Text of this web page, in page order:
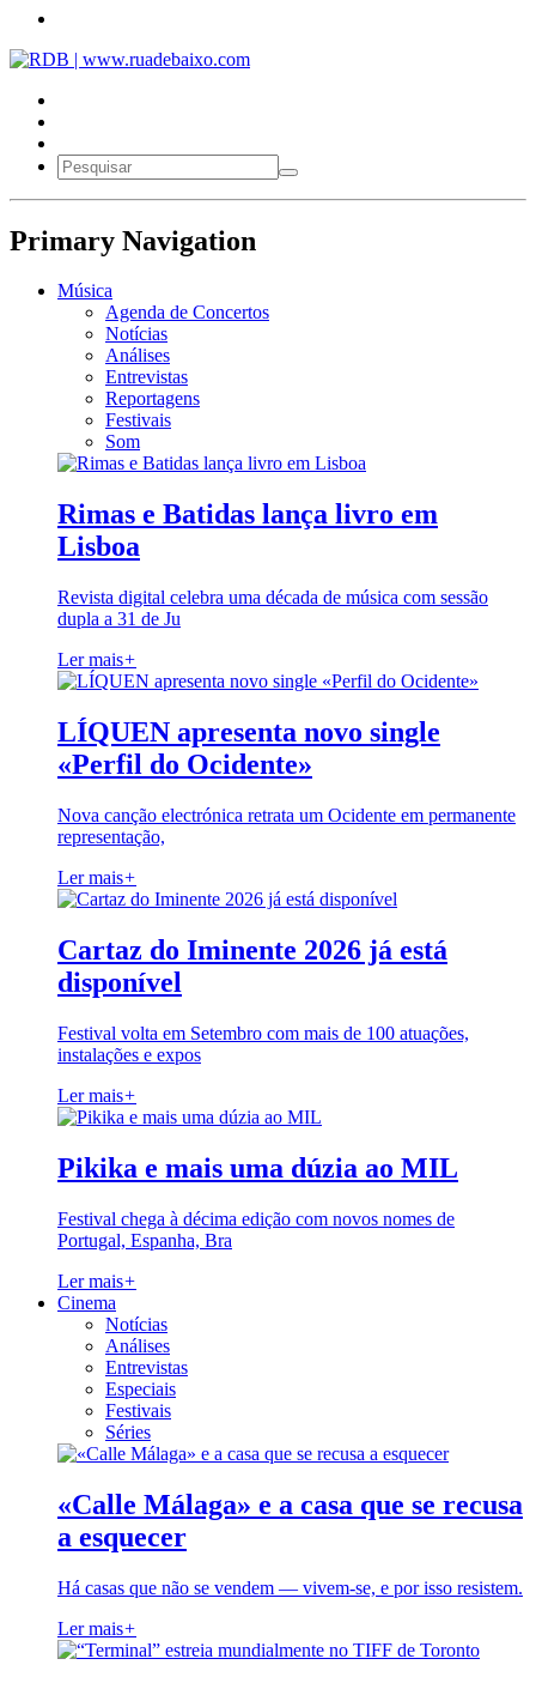
Primary Navigation
Música
Agenda de Concertos
Notícias
Análises
Entrevistas
Reportagens
Festivais
Som
Rimas e Batidas lança livro em
Lisboa
Revista digital celebra uma década de música com sessão
dupla a 31 de Ju
Ler mais+
LÍQUEN apresenta novo single
«Perfil do Ocidente»
Nova canção electrónica retrata um Ocidente em permanente
representação,
Ler mais+
Cartaz do Iminente 2026 já está
disponível
Festival volta em Setembro com mais de 100 atuações,
instalações e expos
Ler mais+
Pikika e mais uma dúzia ao MIL
Festival chega à décima edição com novos nomes de
Portugal, Espanha, Bra
Ler mais+
Cinema
Notícias
Análises
Entrevistas
Especiais
Festivais
Séries
«Calle Málaga» e a casa que se recusa
a esquecer
Há casas que não se vendem — vivem-se, e por isso resistem.
Ler mais+